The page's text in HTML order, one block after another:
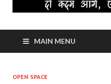
MAIN MENU
OPEN SPACE